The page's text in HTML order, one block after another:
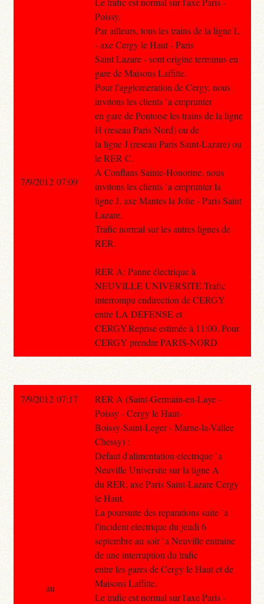
Poissy.
Par ailleurs, tous les trains de la ligne L
- axe Cergy le Haut - Paris
Saint Lazare - sont origine terminus en
gare de Maisons Laffitte.
Pour l'agglomeration de Cergy, nous
invitons les clients `a emprunter
en gare de Pontoise les trains de la ligne
H (reseau Paris Nord) ou de
la ligne J (reseau Paris Saint-Lazare) ou
le RER C.
A Conflans Sainte-Honorine, nous
invitons les clients `a emprunter la
ligne J, axe Mantes la Jolie - Paris Saint
Lazare.
Trafic normal sur les autres lignes de
RER.
RER A: Panne électrique à
NEUVILLE UNIVERSITE.Trafic
interrompu endirection de CERGY
entre LA DEFENSE et
CERGY.Reprise estimée à 11:00. Pour
CERGY prendre PARIS-NORD
7/9/2012 07:09
7/9/2012 07:17
RER A (Saint-Germain-en-Laye -
Poissy - Cergy le Haut-
Boissy-Saint-Leger - Marne-la-Vallee
Chessy) :
Defaut d'alimentation electrique `a
Neuville Universite sur la ligne A
du RER, axe Paris Saint-Lazare Cergy
le Haut.
La poursuite des reparations suite `a
l'incident electrique du jeudi 6
septembre au soir `a Neuville entraine
de une interruption du trafic
entre les gares de Cergy le Haut et de
Maisons Laffitte.
Le trafic est normal sur l'axe Paris -
au